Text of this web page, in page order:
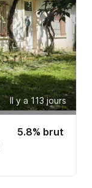
Il y a 113 jours
5.8% brut